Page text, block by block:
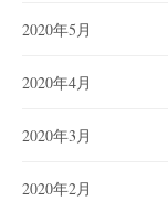
2020年5月
2020年4月
2020年3月
2020年2月